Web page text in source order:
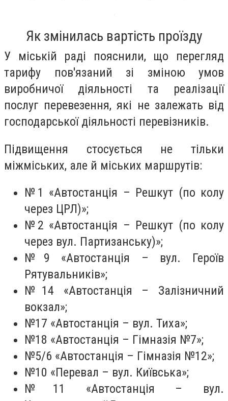
Як змінилась вартість проїзду
У міській раді пояснили, що перегляд
тарифу пов'язаний зі зміною умов
виробничої діяльності та реалізації
послуг перевезення, які не залежать від
господарської діяльності перевізників.
Підвищення стосується не тільки
міжміських, але й міських маршрутів:
№1 «Автостанція – Решкут (по колу
через ЦРЛ)»;
№2 «Автостанція – Решкут (по колу
через вул. Партизанську)»;
№9 «Автостанція – вул. Героїв
Рятувальників»;
№14 «Автостанція – Залізничний
вокзал»;
№17 «Автостанція – вул. Тиха»;
№18 «Автостанція – Гімназія №7»;
№5/6 «Автостанція – Гімназія №12»;
№10 «Перевал – вул. Київська»;
№11 «Автостанція – вул.